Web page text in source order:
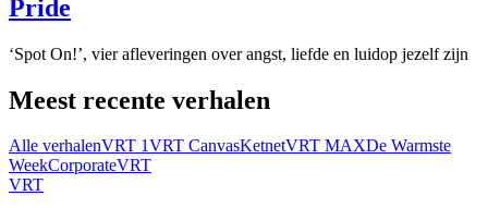
Pride
‘Spot On!’, vier afleveringen over angst, liefde en luidop jezelf zijn
Meest recente verhalen
Alle verhalenVRT 1VRT CanvasKetnetVRT MAXDe Warmste
WeekCorporateVRT
VRT